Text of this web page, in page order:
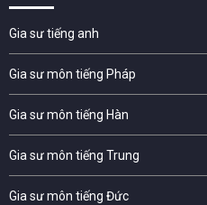
Gia sư tiếng anh
Gia sư môn tiếng Pháp
Gia sư môn tiếng Hàn
Gia sư môn tiếng Trung
Gia sư môn tiếng Đức